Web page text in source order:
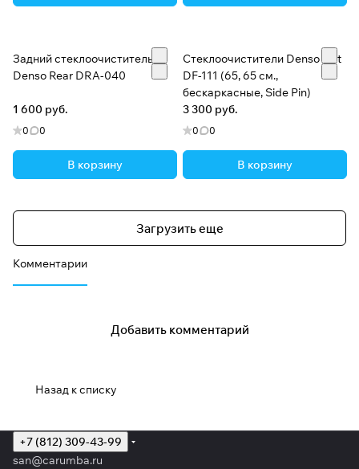
Задний стеклоочиститель
Denso Rear DRA-040
1 600 руб.
0 0
В корзину
Стеклоочистители Denso Flat
DF-111 (65, 65 см.,
бескаркасные, Side Pin)
3 300 руб.
0 0
В корзину
Загрузить еще
Комментарии
Добавить комментарий
Назад к списку
+7 (812) 309-43-99
san@carumba.ru